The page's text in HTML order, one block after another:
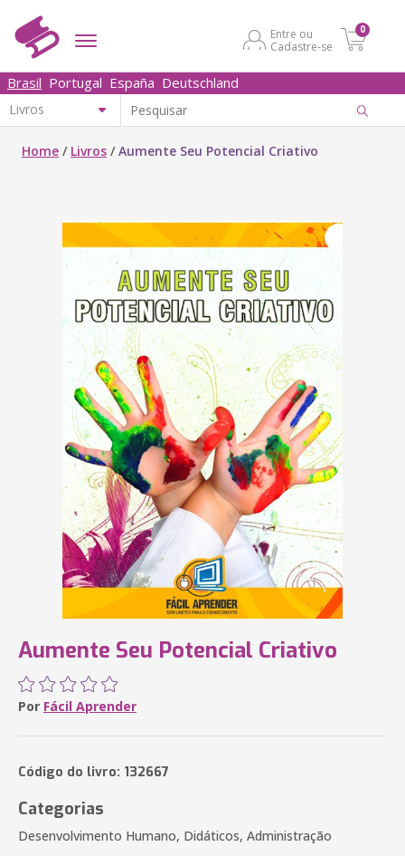
Entre ou
Cadastre-se
0
Brasil Portugal España Deutschland
Home / Livros /Aumente Seu Potencial Criativo
Aumente Seu Potencial Criativo
Por Fácil Aprender
Código do livro: 132667
Categorias
Desenvolvimento Humano, Didáticos, Administração